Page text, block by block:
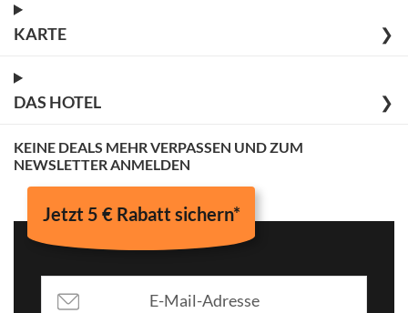
KARTE ❯
DAS HOTEL ❯
KEINE DEALS MEHR VERPASSEN UND ZUM
NEWSLETTER ANMELDEN
Jetzt 5 € Rabatt sichern*